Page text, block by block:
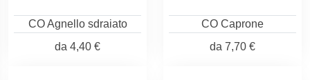
CO Agnello sdraiato
da 4,40 €
CO Caprone
da 7,70 €